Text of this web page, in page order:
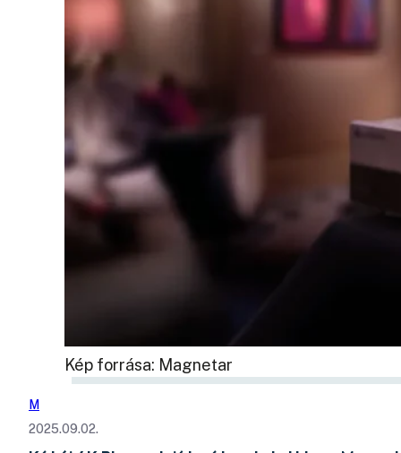
Kép forrása: Magnetar
M
2025.09.02.